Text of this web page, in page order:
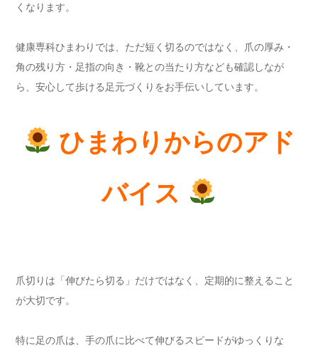
くなります。
健康専科ひまわりでは、ただ短く切るのではなく、爪の厚み・
角の残り方・足指の向き・靴との当たり方なども確認しなが
ら、安心して歩ける足元づくりをお手伝いしています。
ひまわりからのアド
バイス
爪切りは「伸びたら切る」だけではなく、定期的に整えること
が大切です。
特に足の爪は、手の爪に比べて伸びるスピードがゆっくりな